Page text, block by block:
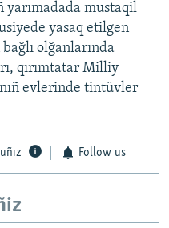
yarımadada mustaqil
yasaq etilgen
olğanlarında
qırımtatar Milliy
evlerinde tintüvler
Follow us